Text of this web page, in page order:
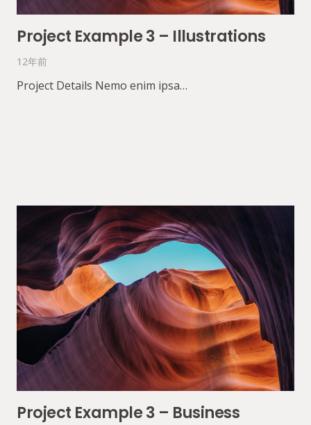
Project Example 3 – Illustrations
12年前
Project Details Nemo enim ipsa…
Project Example 3 – Business